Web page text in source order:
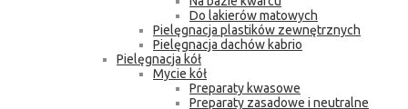
Do lakierów matowych
Pielęgnacja plastików zewnętrznych
Pielęgnacja dachów kabrio
Pielęgnacja kół
Mycie kół
Preparaty kwasowe
Preparaty zasadowe i neutralne